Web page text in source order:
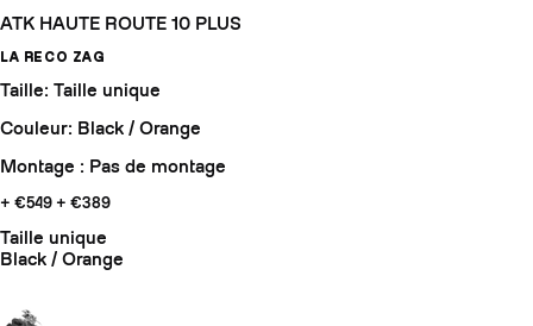
ATK HAUTE ROUTE 10 PLUS
LA RECO ZAG
Taille: Taille unique
Couleur: Black / Orange
Montage : Pas de montage
+ €549 + €389
Taille unique
Black / Orange